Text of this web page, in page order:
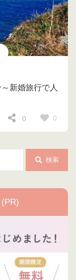
新婚旅行で人
0 0
検索